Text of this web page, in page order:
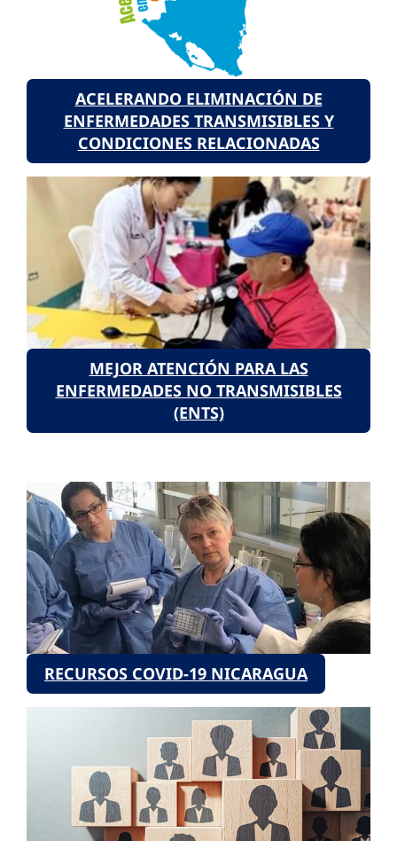
ACELERANDO ELIMINACIÓN DE
ENFERMEDADES TRANSMISIBLES Y
CONDICIONES RELACIONADAS
MEJOR ATENCIÓN PARA LAS
ENFERMEDADES NO TRANSMISIBLES
(ENTS)
RECURSOS COVID-19 NICARAGUA